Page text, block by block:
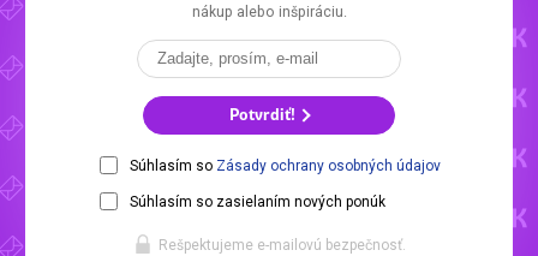
nákup alebo inšpiráciu.
Potvrdiť!
Súhlasím so Zásady ochrany osobných údajov
Súhlasím so zasielaním nových ponúk
Rešpektujeme e-mailovú bezpečnosť.